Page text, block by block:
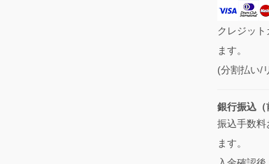
クレジッ
ます。
(分割払い/
銀行振込（
振込手数料
ます。